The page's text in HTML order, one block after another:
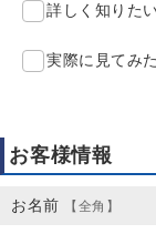
詳しく知りた
実際に見てみ
お客様情報
お名前 【全角】